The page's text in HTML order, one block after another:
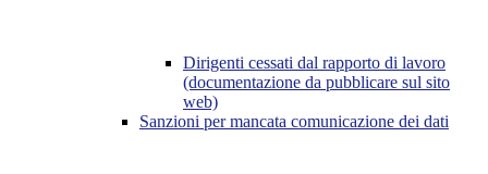
Dirigenti cessati dal rapporto di lavoro
(documentazione da pubblicare sul sito
web)
Sanzioni per mancata comunicazione dei dati